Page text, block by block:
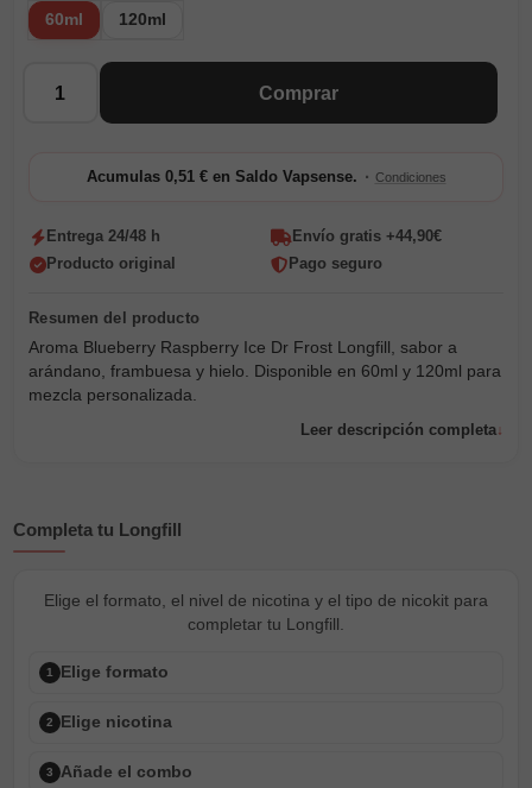
60ml 120ml
Comprar
Acumulas 0,51 € en Saldo Vapsense. · Condiciones
Entrega 24/48 h
Envío gratis +44,90€
Producto original
Pago seguro
Aroma Blueberry Raspberry Ice Dr Frost Longfill, sabor a
arándano, frambuesa y hielo. Disponible en 60ml y 120ml para
mezcla personalizada.
Leer descripción completa
Completa tu Longfill
Elige el formato, el nivel de nicotina y el tipo de nicokit para
completar tu Longfill.
1 Elige formato
2 Elige nicotina
3 Añade el combo